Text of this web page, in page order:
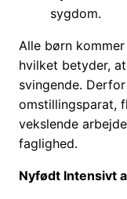
sygdom.
Alle børn
hvilket betyder,
svingende.
omstillingsparat,
vekslende
faglighed.
Nyfødt Intensivt